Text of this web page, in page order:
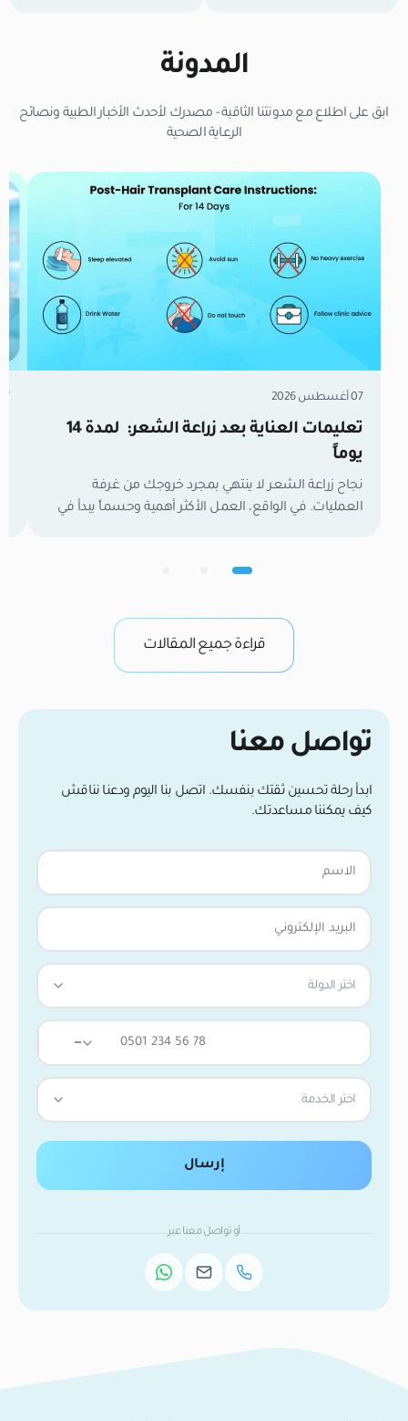
المدونة
ابق على اطلاع مع مدونتنا الثاقبة - مصدرك لأحدث الأخبار الطبية ونصائح
الرعاية الصحية
07 أغسطس 2026
تعليمات العناية بعد زراعة الشعر: لمدة 14
يوماً
نجاح زراعة الشعر لا ينتهي بمجرد خروجك من غرفة
العمليات. في الواقع، العمل الأكثر أهمية وحسماً يبدأ في
تكون بصيلات الشعر الجديدة كائنات حية وهشة تعمل
من واقع خبرتنا […]
قراءة جميع المقالات
تواصل معنا
ابدأ رحلة تحسين ثقتك بنفسك. اتصل بنا اليوم ودعنا نناقش
كيف يمكننا مساعدتك.
اختر الدولة
—
اختر الخدمة
إرسال
أو تواصل معنا عبر